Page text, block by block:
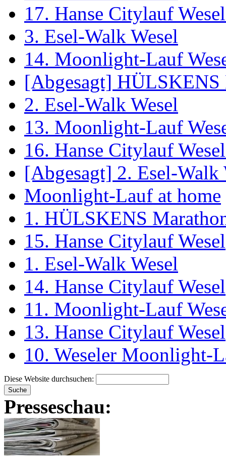
17. Hanse Citylauf
3. Esel-Walk Wesel
14. Moonlight-Lauf
[Abgesagt] HÜLSKENS
2. Esel-Walk Wesel
13. Moonlight-Lauf
16. Hanse Citylauf
[Abgesagt] 2. Esel-Walk
Moonlight-Lauf at home
1. HÜLSKENS
15. Hanse Citylauf Wesel
1. Esel-Walk Wesel
14. Hanse Citylauf Wesel
11. Moonlight-Lauf
13. Hanse Citylauf Wesel
10. Weseler Moonlight-
Diese Website durchsuchen:
Presseschau: